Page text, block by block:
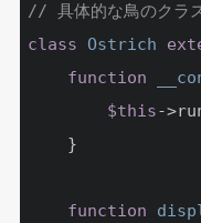
// 具体的な鳥のクラス
class
Ostrich
function
$this-
function